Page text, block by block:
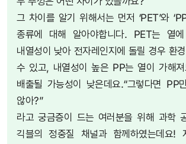
그 차이를 알기 위해서는 먼저 ‘PET’와
종류에 대해 알아야합니다. PET는 열
내열성이 낮아 전자레인지에 돌릴 경우 환
수 있고, 내열성이 높은 PP는 열이 가해져
배출될 가능성이 낮은데요.“그렇다면 PP
않아?”
라고 궁금증이 드는 여러분을 위해 과학
긱블의 정중질 채널과 함께하였는데요!